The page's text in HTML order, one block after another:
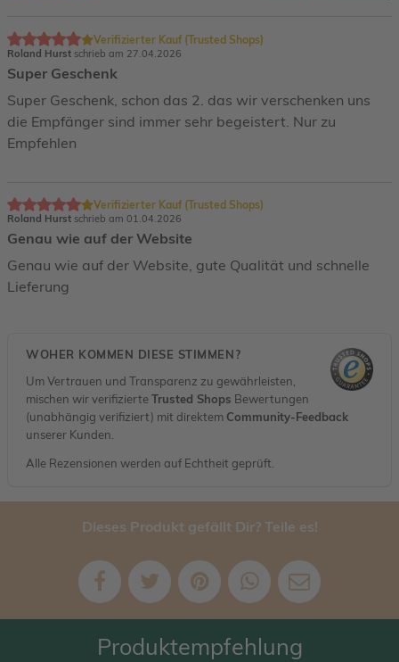
Roland Hurst schrieb am 27.04.2026
Verifizierter Kauf (Trusted Shops)
Super Geschenk
Super Geschenk, schon das 2. das wir verschenken uns
die Empfänger sind immer sehr begeistert. Nur zu
Empfehlen
Roland Hurst schrieb am 01.04.2026
Verifizierter Kauf (Trusted Shops)
Genau wie auf der Website
Genau wie auf der Website, gute Qualität und schnelle
Lieferung
WOHER KOMMEN DIESE STIMMEN?
Um Vertrauen und Transparenz zu gewährleisten,
mischen wir verifizierteTrusted Shops Bewertungen
(unabhängig verifiziert) mit direktem Community-Feedback
unserer Kunden.
Alle Rezensionen werden auf Echtheit geprüft.
Dieses Produkt gefällt Dir? Teile es!
Produktempfehlung